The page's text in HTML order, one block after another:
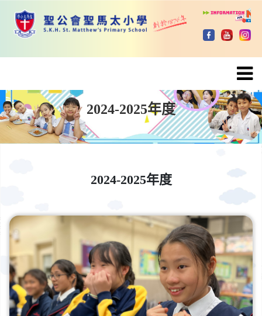
2024-2025年度
2024-2025年度
2024-2025年度
2024-2025年度
2024-2025年度